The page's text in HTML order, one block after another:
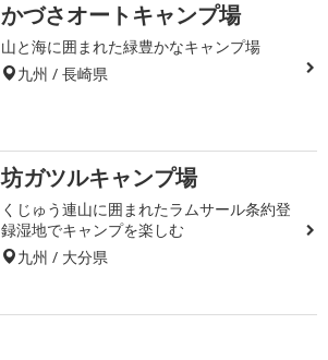
かづさオートキャンプ場
山と海に囲まれた緑豊かなキャンプ場
九州 / 長崎県
坊ガツルキャンプ場
くじゅう連山に囲まれたラムサール条約登
録湿地でキャンプを楽しむ
九州 / 大分県